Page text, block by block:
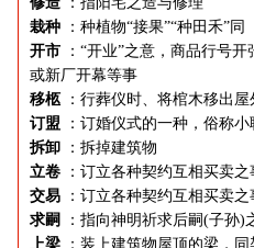
栽种
：种植物“接果”“种田禾”同
开市
：“开业”之意，商品行号
或新厂开幕等事
移柩
：行葬仪时、将棺木移出
订盟
：订婚仪式的一种，俗称小
拆卸
：拆掉建筑物
立卷
：订立各种契约互相买卖之
交易
：订立各种契约互相买卖之
求嗣
：指向神明祈求后嗣(子孙)
上梁
：装上建筑物屋顶的梁，同